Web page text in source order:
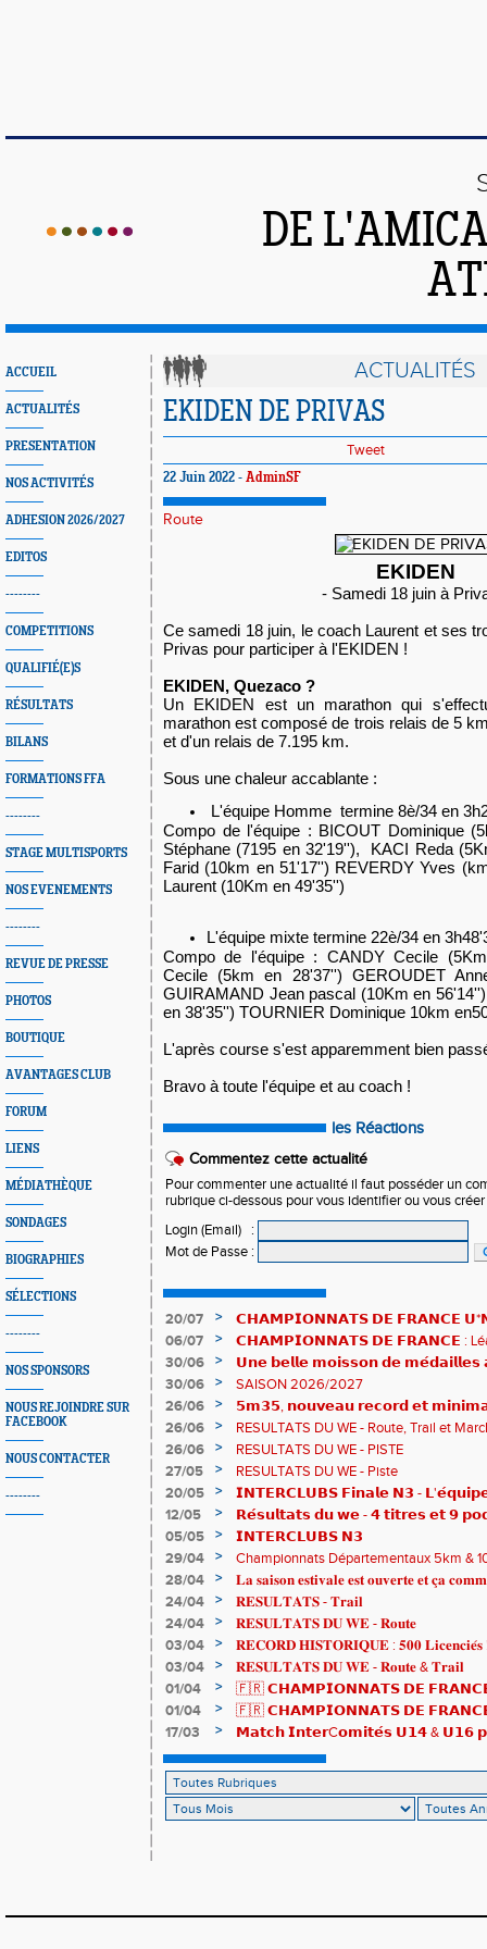
DE
ACCUEIL
ACTUALITÉS
PRESENTATION
NOS ACTIVITÉS
ADHESION 2026/2027
EDITOS
--------
COMPETITIONS
QUALIFIÉ(E)S
RÉSULTATS
BILANS
FORMATIONS FFA
--------
STAGE MULTISPORTS
NOS EVENEMENTS
--------
REVUE DE PRESSE
PHOTOS
BOUTIQUE
AVANTAGES CLUB
FORUM
LIENS
MÉDIATHÈQUE
SONDAGES
BIOGRAPHIES
SÉLECTIONS
--------
NOS SPONSORS
NOUS REJOINDRE SUR
FACEBOOK
NOUS CONTACTER
--------
ACTUALITÉS
EKIDEN DE PRIVAS
Tweet
22 Juin 2022 - AdminSF
Route
EKIDEN
- Samedi 18 juin à
Ce samedi 18 juin, le coach Laurent et ses
Privas pour participer à l'EKIDEN !
EKIDEN, Quezaco ?
Un EKIDEN est un marathon qui
marathon est composé de trois relais de 5
et d'un relais de 7.195 km.
Sous une chaleur accablante :
L'équipe Homme termine 8è/34 en
Compo de l'équipe : BICOUT Dominique
Stéphane (7195 en 32'19''), KACI Reda
Farid (10km en 51'17'') REVERDY Yves
Laurent (10Km en 49'35'')
L'équipe mixte termine 22è/34 en
Compo de l'équipe : CANDY Cecile
Cecile (5km en 28'37'') GEROUDET
GUIRAMAND Jean pascal (10Km en
en 38'35'') TOURNIER Dominique 10km
L'après course s'est apparemment bien
Bravo à toute l'équipe et au coach !
les Réactions
Commentez cette actualité
Pour commenter une actualité il faut posséder un
rubrique ci-dessous pour vous identifier ou vous
Login (Email)
:
Mot de Passe :
20/07 >
𝗖𝗛𝗔𝗠𝗣𝗜𝗢𝗡𝗡𝗔𝗧𝗦 𝗗𝗘 𝗙𝗥𝗔𝗡𝗖𝗘
𝗵𝗶𝘀𝘁𝗼𝗿𝗶𝗾𝘂𝗲𝘀 !
06/07 >
𝗖𝗛𝗔𝗠𝗣𝗜𝗢𝗡𝗡𝗔𝗧𝗦 𝗗𝗘 𝗙𝗥𝗔𝗡𝗖𝗘 : Léane
83è !
30/06 >
𝗨𝗻𝗲 𝗯𝗲𝗹𝗹𝗲 𝗺𝗼𝗶𝘀𝘀𝗼𝗻 𝗱𝗲
𝗔𝗨𝗥𝗔 !
30/06 >
SAISON 2026/2027
26/06
>
𝟱𝗺𝟯𝟱, 𝗻𝗼𝘂𝘃𝗲𝗮𝘂 𝗿𝗲𝗰𝗼𝗿𝗱 𝗲𝘁
𝗖𝗵𝗮𝗺𝗽𝗶𝗼𝗻𝗻𝗮𝘁𝘀 𝗱𝘂 𝗠𝗼𝗻𝗱𝗲 𝗨𝟮𝟬
26/06 >
RESULTATS DU WE - Route, Trail et
26/06
>
RESULTATS DU WE - PISTE
27/05
>
RESULTATS DU WE - Piste
20/05
>
𝗜𝗡𝗧𝗘𝗥𝗖𝗟𝗨𝗕𝗦 𝗙𝗶𝗻𝗮𝗹𝗲 𝗡𝟯 -
𝟯𝟮𝟰𝟮𝟳𝗽𝘁𝘀
12/05 >
𝗥𝗲́𝘀𝘂𝗹𝘁𝗮𝘁𝘀 𝗱𝘂 𝘄𝗲 - 𝟰 𝘁𝗶𝘁𝗿𝗲𝘀 𝗲𝘁 𝟵
05/05
>
𝗜𝗡𝗧𝗘𝗥𝗖𝗟𝗨𝗕𝗦 𝗡𝟯
29/04
>
Championnats Départementaux 5km &
de bronze et un max de plaisir pour tous !
28/04 >
𝐋𝐚 𝐬𝐚𝐢𝐬𝐨𝐧 𝐞𝐬𝐭𝐢𝐯𝐚𝐥𝐞 𝐞𝐬𝐭 𝐨𝐮𝐯𝐞𝐫𝐭𝐞 𝐞𝐭 𝐜̧𝐚
24/04
>
𝐑𝐄𝐒𝐔𝐋𝐓𝐀𝐓𝐒 - 𝐓𝐫𝐚𝐢𝐥
24/04
>
𝐑𝐄𝐒𝐔𝐋𝐓𝐀𝐓𝐒 𝐃𝐔 𝐖𝐄 - 𝐑𝐨𝐮𝐭𝐞
03/04
>
𝐑𝐄𝐂𝐎𝐑𝐃 𝐇𝐈𝐒𝐓𝐎𝐑𝐈𝐐𝐔𝐄 : 𝟓𝟎𝟎 𝐋𝐢𝐜𝐞𝐧𝐜𝐢𝐞́𝐬
03/04
>
𝐑𝐄𝐒𝐔𝐋𝐓𝐀𝐓𝐒 𝐃𝐔 𝐖𝐄 - 𝐑𝐨𝐮𝐭𝐞 & 𝐓𝐫𝐚𝐢𝐥
01/04
>
🇫🇷 𝗖𝗛𝗔𝗠𝗣𝗜𝗢𝗡𝗡𝗔𝗧𝗦 𝗗𝗘 𝗙𝗥𝗔𝗡𝗖𝗘
résultats
01/04 >
🇫🇷 𝗖𝗛𝗔𝗠𝗣𝗜𝗢𝗡𝗡𝗔𝗧𝗦 𝗗𝗘 𝗙𝗥𝗔𝗡𝗖𝗘
𝒕𝒓𝒂𝒊𝒍𝒆𝒖𝒓𝒔 𝒓𝒂𝒎𝒆̀𝒏𝒆𝒏𝒕 4 𝒎𝒆́𝒅𝒂𝒊𝒍𝒍𝒆𝒔 !
17/03 >
𝗠𝗮𝘁𝗰𝗵 𝗜𝗻𝘁𝗲𝗿C𝗼𝗺𝗶𝘁𝗲́𝘀 𝗨𝟭𝟰 & 𝗨𝟭𝟲